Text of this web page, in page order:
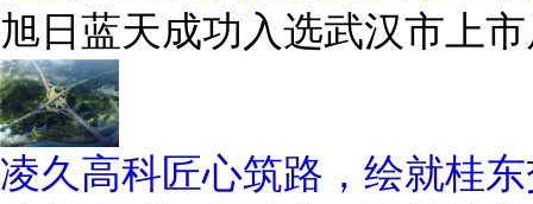
旭日蓝天成功入选武汉市上市
凌久高科匠心筑路，绘就桂